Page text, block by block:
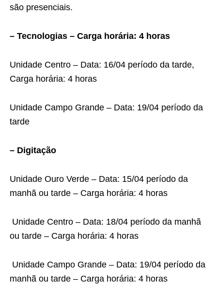
são presenciais.
– Tecnologias – Carga horária: 4 horas
Unidade Centro – Data: 16/04 período da tarde,
Carga horária: 4 horas
Unidade Campo Grande – Data: 19/04 período da
tarde
– Digitação
Unidade Ouro Verde – Data: 15/04 período da
manhã ou tarde – Carga horária: 4 horas
Unidade Centro – Data: 18/04 período da manhã
ou tarde – Carga horária: 4 horas
Unidade Campo Grande – Data: 19/04 período da
manhã ou tarde – Carga horária: 4 horas